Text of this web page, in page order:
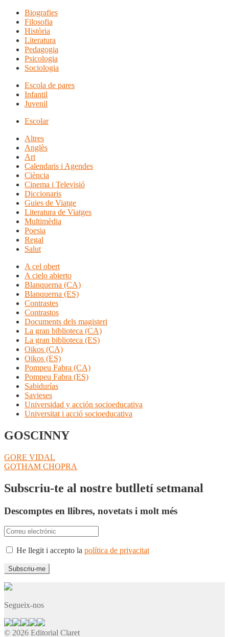
Biografies
Filosofia
Història
Literatura
Pedagogia
Psicologia
Sociologia
Escola de pares
Infantil
Juvenil
Escolar
Altres
Anglès
Art
Calendaris i Agendes
Ciència
Cinema i Televisió
Diccionaris
Guies de Viatge
Literatura de Viatges
Multimèdia
Poesia
Regal
Salut
A cel obert
A cielo abierto
Blanquerna (CA)
Blanquerna (ES)
Contrastes
Contrastos
Documents dels magisteri
La gran biblioteca (CA)
La gran biblioteca (ES)
Oikos (CA)
Oikos (ES)
Pompeu Fabra (CA)
Pompeu Fabra (ES)
Sabidurías
Savieses
Universidad y acción socioeducativa
Universitat i acció socioeducativa
GOSCINNY
Navegació
d'entrades
Entrada
anterior:
GORE VIDAL
Pròxima
GOTHAM CHOPRA
Subscriu-te al nostre butlletí setmanal
Descomptes en llibres, novetats i molt més
He llegit i accepto la política de privacitat
Segueix-nos
© 2026 Editorial Claret